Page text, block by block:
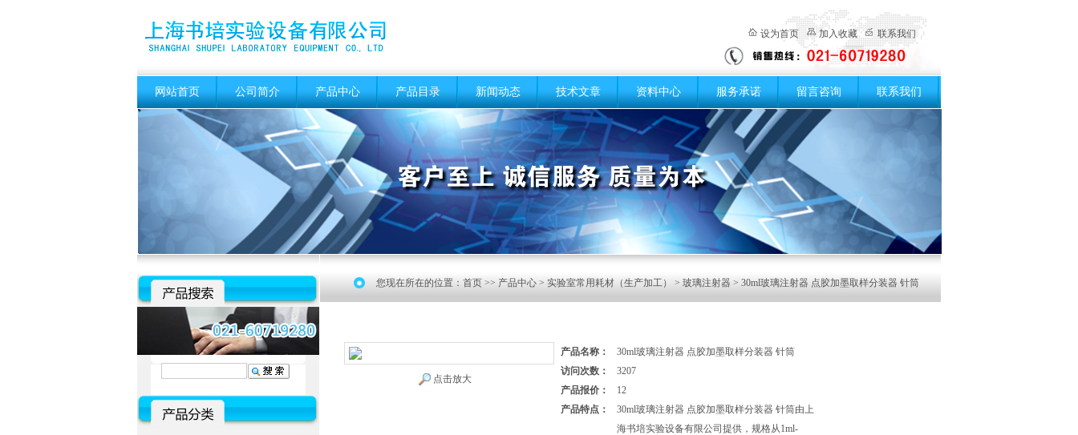
设为首页 加入收藏 联系我们
网站首页 公司简介 产品中心 产品目录 新闻动态 技术文章 资料中心 服务承诺 留言咨询 联系我们
您现在所在的位置： 首页 >> 产品中心 > 实验室常用耗材（生产加工） > 玻璃注射器 > 30ml玻璃注射器 点胶加墨取样分装器 针筒
点击放大
产品名称：
30ml玻璃注射器 点胶加墨取样分装器 针筒
访问次数：
3207
产品报价：
12
产品特点：
30ml玻璃注射器 点胶加墨取样分装器 针筒由上
海书培实验设备有限公司提供，规格从1ml-